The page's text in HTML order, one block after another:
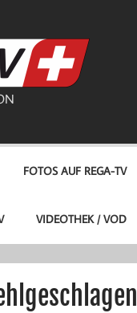
FOTOS AUF REGA-TV
VIDEOTHEK / VOD